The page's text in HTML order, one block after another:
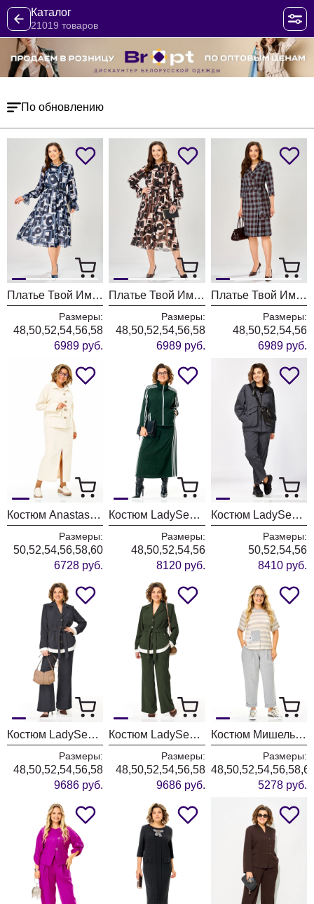
Каталог
21019 товаров
По обновлению
Платье Твой Имидж 2463 серо-голубой с принтом
Размеры:
48,50,52,54,56,58
6989 руб.
Платье Твой Имидж 2462 пудровый с принтом
Размеры:
48,50,52,54,56,58
6989 руб.
Платье Твой Имидж 2413 шоколадный в клетку
Размеры:
48,50,52,54,56
6989 руб.
Костюм Anastasia 1384 слоновая кость
Размеры:
50,52,54,56,58,60
6728 руб.
Костюм LadySecret 26260 зеленый
Размеры:
48,50,52,54,56
8120 руб.
Костюм LadySecret 25229 темный графит
Размеры:
50,52,54,56
8410 руб.
Костюм LadySecret 26251 темный графит
Размеры:
48,50,52,54,56,58
9686 руб.
Костюм LadySecret 26251 хаки
Размеры:
48,50,52,54,56,58
9686 руб.
Костюм Мишель Шик 1452 серый+полоска
Размеры:
5278 руб.